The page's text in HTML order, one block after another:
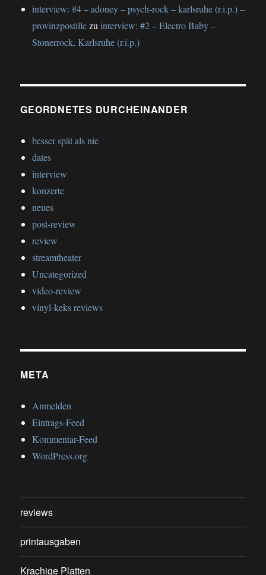
interview: #4 – adoney – psych-rock – karlsruhe (r.i.p.) –
provinzpostillezuinterview: #2 – Electro Baby –
Stonerrock, Karlsruhe (r.i.p.)
GEORDNETES DURCHEINANDER
besser spät als nie
dates
interview
konzerte
neues
post-review
review
streamtheater
Uncategorized
video-review
vinyl-keks reviews
META
Anmelden
Eintrags-Feed
Kommentar-Feed
WordPress.org
reviews
printausgaben
Krachige Platten